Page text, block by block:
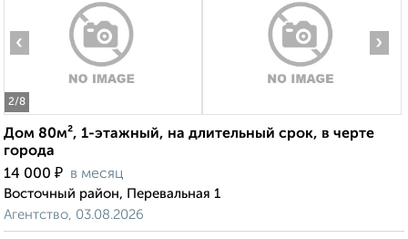
2/8
‹ ›
Дом 80м², 1-этажный, на длительный срок, в черте
города
14 000 ₽ в месяц
Восточный район, Перевальная 1
Агентство, 03.08.2026